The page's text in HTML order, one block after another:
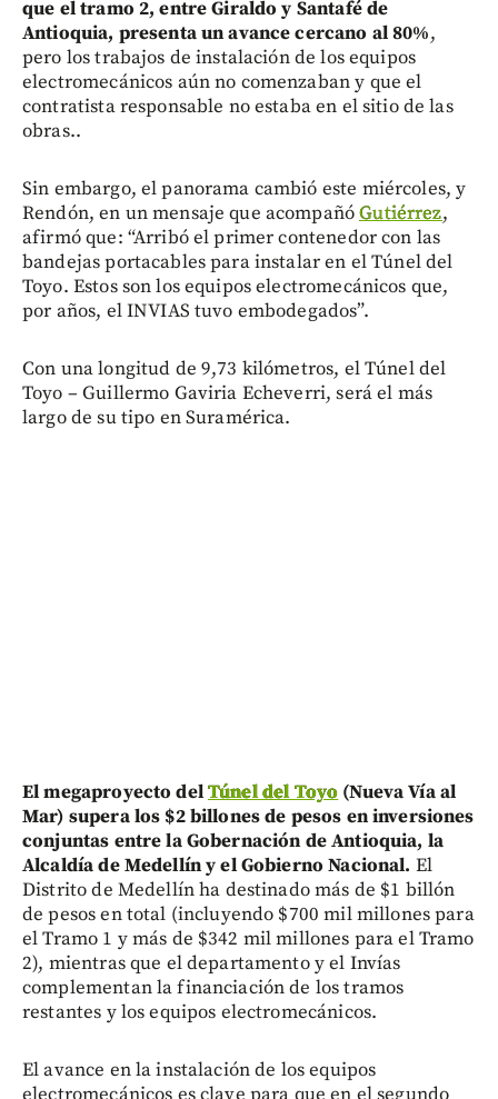
que el tramo 2, entre Giraldo y Santafé de
Antioquia, presenta un avance cercano al 80%,
pero los trabajos de instalación de los equipos
electromecánicos aún no comenzaban y que el
contratista responsable no estaba en el sitio de las
obras..
Sin embargo, el panorama cambió este miércoles, y
Rendón, en un mensaje que acompañóGutiérrez,
afirmó que: “Arribó el primer contenedor con las
bandejas portacables para instalar en el Túnel del
Toyo. Estos son los equipos electromecánicos que,
por años, el INVIAS tuvo embodegados”.
Con una longitud de 9,73 kilómetros, el Túnel del
Toyo – Guillermo Gaviria Echeverri, será el más
largo de su tipo en Suramérica.
El megaproyecto delTúnel del Toyo(Nueva Vía al
Mar) supera los $2 billones de pesos en inversiones
conjuntas entre la Gobernación de Antioquia, la
Alcaldía de Medellín y el Gobierno Nacional. El
Distrito de Medellín ha destinado más de $1 billón
de pesos en total (incluyendo $700 mil millones para
el Tramo 1 y más de $342 mil millones para el Tramo
2), mientras que el departamento y el Invías
complementan la financiación de los tramos
restantes y los equipos electromecánicos.
El avance en la instalación de los equipos